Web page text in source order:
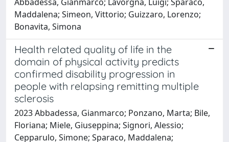
Maddalena; Simeon, Vittorio; Guizzaro, Lorenzo;
Bonavita, Simona
Health related quality of life in the
domain of physical activity predicts
confirmed disability progression in
people with relapsing remitting multiple
sclerosis
2023 Abbadessa, Gianmarco; Ponzano, Marta; Bile,
Floriana; Miele, Giuseppina; Signori, Alessio;
Cepparulo, Simone; Sparaco, Maddalena;